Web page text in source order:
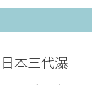
本三代瀑